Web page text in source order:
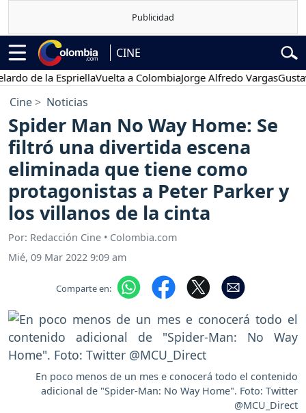
CINE
de la EspriellaVuelta a ColombiaJorge Alfredo VargasGustavo
Cine Noticias
Spider Man No Way Home: Se
filtró una divertida escena
eliminada que tiene como
protagonistas a Peter Parker y
los villanos de la cinta
Por: Redacción Cine • Colombia.com
Mié, 09 Mar 2022 9:09 am
Comparte en:
En poco menos de un mes e conocerá todo el contenido
adicional de "Spider-Man: No Way Home". Foto: Twitter
@MCU_Direct